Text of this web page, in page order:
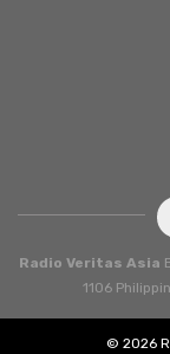
Radio Veritas Asia
1106
© 2026